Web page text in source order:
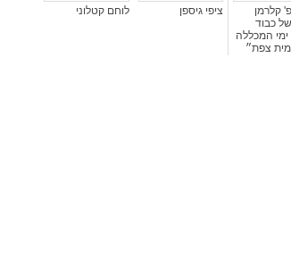
קלרמן
כבוד
ימי המכללה
צפת״
ציפי גיספן לוחם קטלוני